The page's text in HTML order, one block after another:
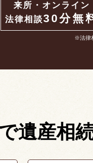
来所・オンライン
法律相談30分無
※法律
遺産相